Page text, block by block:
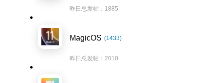
昨日总发帖：1885
MagicOS (1433)
昨日总发帖：2010